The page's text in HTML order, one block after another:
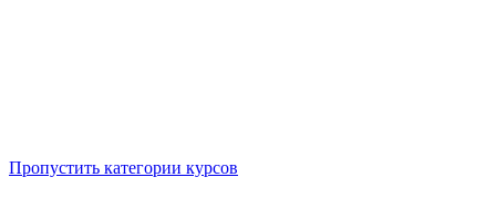
Пропустить категории курсов